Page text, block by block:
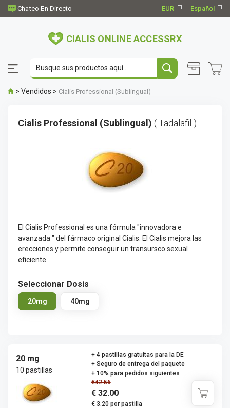
EUR Español
CIALIS ONLINE ACCESSRX
> Vendidos > Cialis Professional (Sublingual)
Cialis Professional (Sublingual) ( Tadalafil )
El Cialis Professional es una fórmula "innovadora e
avanzada " del fármaco original Cialis. El Cialis mejora las
erecciones y permite conseguir un transursco sexual
eficiente.
Seleccionar Dosis
20mg 40mg
20 mg
10 pastillas
€42.56
€ 32.00
€ 3.20 por pastilla
+ 4 pastillas gratuitas para la DE
+ Seguro de entrega del paquete
+ 10% para pedidos siguientes